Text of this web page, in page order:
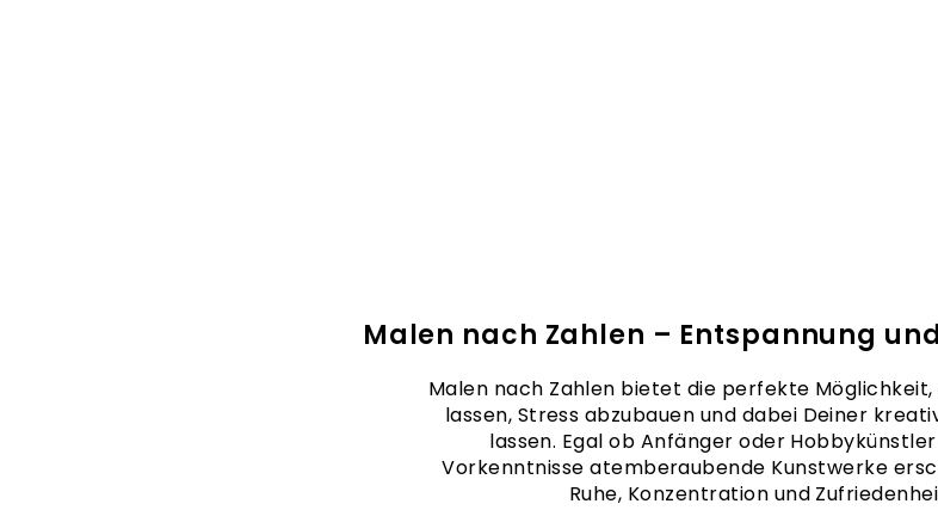
Malen nach Zahlen – Entspannung
Malen nach Zahlen bietet die perfekte
lassen, Stress abzubauen und dabei Deiner
lassen. Egal ob Anfänger oder
Vorkenntnisse atemberaubende Kunstwerke
Ruhe, Konzentration und